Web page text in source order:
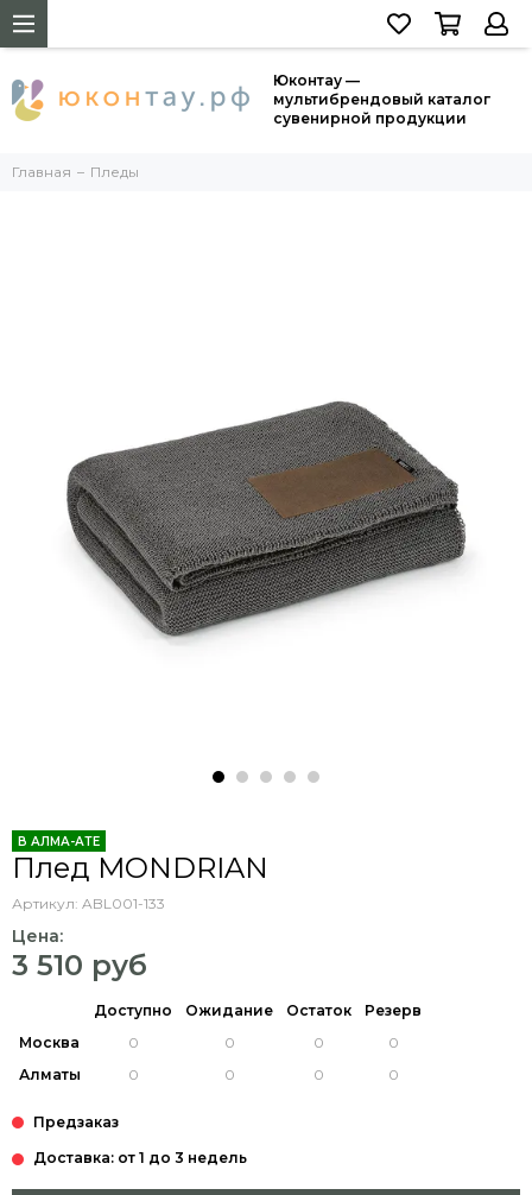
Юконтау —
мультибрендовый каталог
сувенирной продукции
Главная Пледы
В АЛМА-АТЕ
Плед MONDRIAN
Артикул: ABL001-133
Цена:
3 510 руб
Доступно Ожидание Остаток
Резерв
Москва
Алматы
Доставка: от 1 до 3 недель